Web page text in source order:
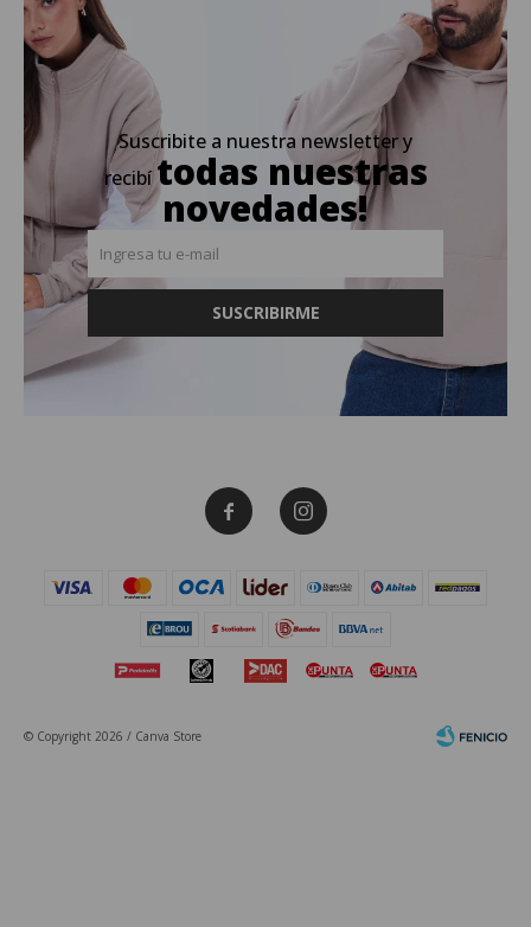
Suscribite a nuestra newsletter y
recibí todas nuestras
novedades!
SUSCRIBIRME
 
© Copyright 2026 / Canva Store